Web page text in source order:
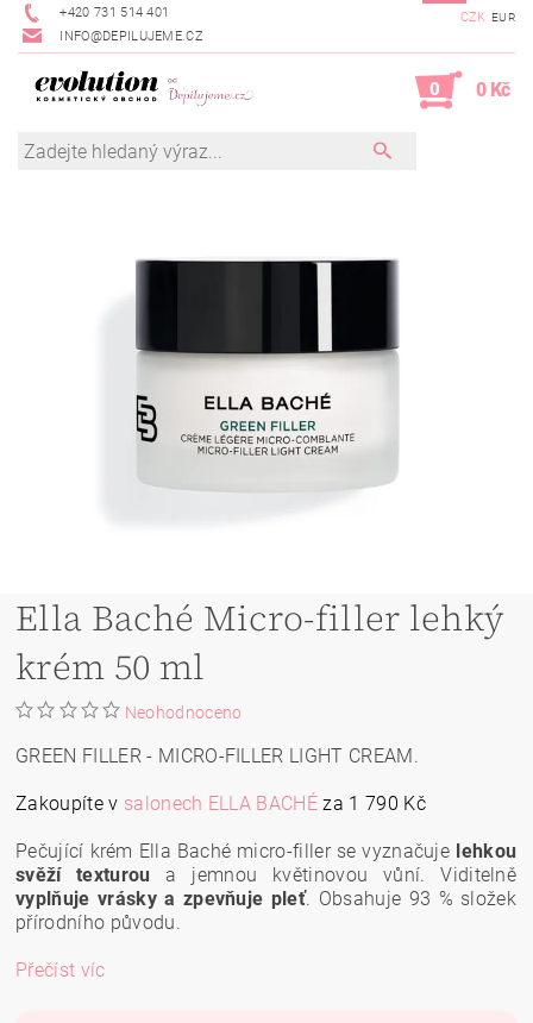
+420 731 514 401
INFO@DEPILUJEME.CZ
CZK EUR
0 0 Kč
Ella Baché Micro-filler lehký
krém 50 ml
Neohodnoceno
GREEN FILLER - MICRO-FILLER LIGHT CREAM.
Zakoupíte v salonech ELLA BACHÉ za 1 790 Kč
Pečující krém Ella Baché micro-filler se vyznačuje lehkou
svěží texturou a jemnou květinovou vůní. Viditelně
vyplňuje vrásky a zpevňuje pleť. Obsahuje 93 % složek
přírodního původu.
Přečíst víc